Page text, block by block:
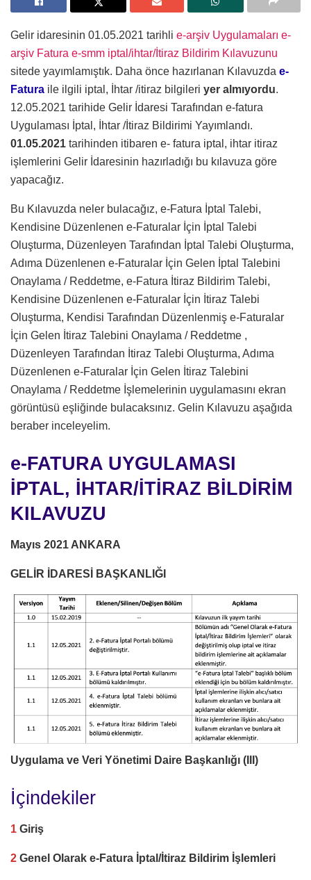
Gelir idaresinin 01.05.2021 tarihli e-arşiv Uygulamaları e-
arşiv Fatura e-smm iptal/ihtar/İtiraz Bildirim Kılavuzunu
sitede yayımlamıştık. Daha önce hazırlanan Kılavuzda e-
Fatura ile ilgili iptal, İhtar /itiraz bilgileri yer almıyordu.
12.05.2021 tarihide Gelir İdaresi Tarafından e-fatura
Uygulaması İptal, İhtar /İtiraz Bildirimi Yayımlandı.
01.05.2021 tarihinden itibaren e- fatura iptal, ihtar itiraz
işlemlerini Gelir İdaresinin hazırladığı bu kılavuza göre
yapacağız.
Bu Kılavuzda neler bulacağız, e-Fatura İptal Talebi,
Kendisine Düzenlenen e-Faturalar İçin İptal Talebi
Oluşturma, Düzenleyen Tarafından İptal Talebi Oluşturma,
Adıma Düzenlenen e-Faturalar İçin Gelen İptal Talebini
Onaylama / Reddetme, e-Fatura İtiraz Bildirim Talebi,
Kendisine Düzenlenen e-Faturalar İçin İtiraz Talebi
Oluşturma, Kendisi Tarafından Düzenlenmiş e-Faturalar
İçin Gelen İtiraz Talebini Onaylama / Reddetme ,
Düzenleyen Tarafından İtiraz Talebi Oluşturma, Adıma
Düzenlenen e-Faturalar İçin Gelen İtiraz Talebini
Onaylama / Reddetme İşlemelerinin uygulamasını ekran
görüntüsü eşliğinde bulacaksınız. Gelin Kılavuzu aşağıda
beraber inceleyelim.
e-FATURA UYGULAMASI
İPTAL, İHTAR/İTİRAZ BİLDİRİM
KILAVUZU
Mayıs 2021 ANKARA
GELİR İDARESİ BAŞKANLIĞI
Uygulama ve Veri Yönetimi Daire Başkanlığı (III)
İçindekiler
1 Giriş
2 Genel Olarak e-Fatura İptal/İtiraz Bildirim İşlemleri